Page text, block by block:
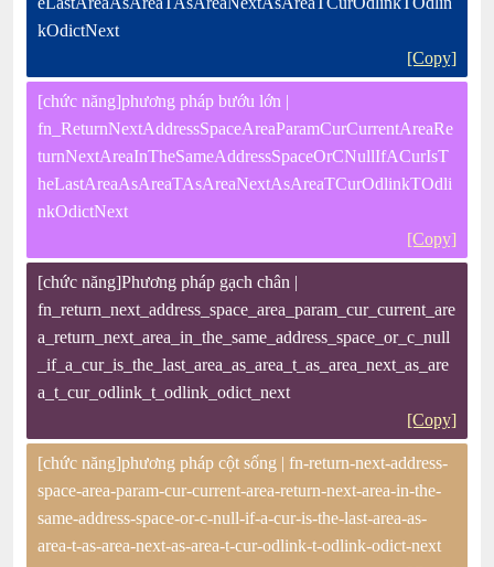
kOdictNext
[Copy]
[chức năng]phương pháp bướu lớn |
fn_ReturnNextAddressSpaceAreaParamCurCurrentAreaRe
turnNextAreaInTheSameAddressSpaceOrCNullIfACurIsT
heLastAreaAsAreaTAsAreaNextAsAreaTCurOdlinkTOdli
nkOdictNext
[Copy]
[chức năng]Phương pháp gạch chân |
fn_return_next_address_space_area_param_cur_current_are
a_return_next_area_in_the_same_address_space_or_c_null
_if_a_cur_is_the_last_area_as_area_t_as_area_next_as_are
a_t_cur_odlink_t_odlink_odict_next
[Copy]
[chức năng]phương pháp cột sống | fn-return-next-address-
space-area-param-cur-current-area-return-next-area-in-the-
same-address-space-or-c-null-if-a-cur-is-the-last-area-as-
area-t-as-area-next-as-area-t-cur-odlink-t-odlink-odict-next